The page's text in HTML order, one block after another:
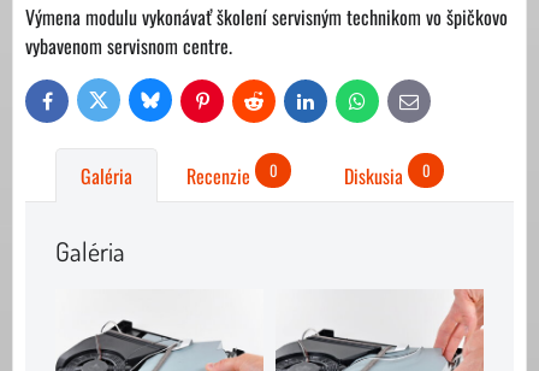
Výmena modulu vykonávať školení servisným technikom vo špičkovo
vybavenom servisnom centre.
FacebookTwitter Bluesky PinterestReddit LinkedIn WhatsAppE-
mail
Galéria Recenzie 0 Diskusia 0
Galéria